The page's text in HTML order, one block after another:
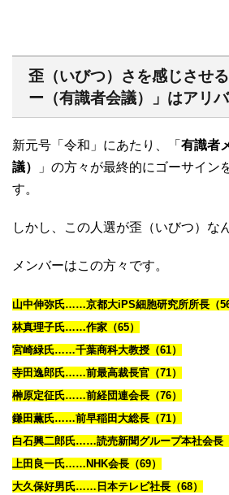
歪（いびつ）さを感じさせ
ー（有識者会議）」はアリ
新元号「令和」にあたり、「 有識者
議）
」の方々が最終的にゴーサイン
す。
しかし、この人選が歪（いびつ）な
メンバーはこの方々です。
山中伸弥氏……京都大iPS細胞研究所所長（56
林真理子氏……作家（65）
宮崎緑氏……千葉商科大教授（61）
寺田逸郎氏……前最高裁長官（71）
榊原定征氏……前経団連会長（76）
鎌田薫氏……前早稲田大総長（71）
白石興二郎氏……読売新聞グループ本社会長
上田良一氏……NHK会長（69）
大久保好男氏……日本テレビ社長（68）